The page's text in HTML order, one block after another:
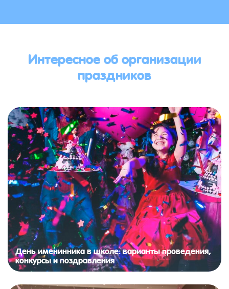
Интересное об организации
праздников
День именинника в школе: варианты проведения,
конкурсы и поздравления